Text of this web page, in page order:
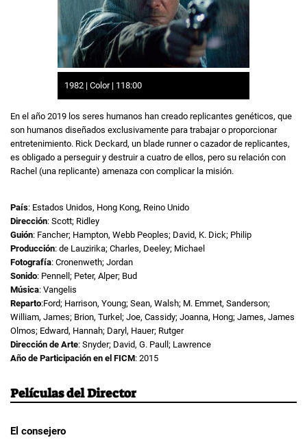
1982 | Color | 118:00
En el año 2019 los seres humanos han creado replicantes genéticos, que
son humanos diseñados exclusivamente para trabajar o proporcionar
entretenimiento. Rick Deckard, un blade runner o cazador de replicantes,
es obligado a perseguir y destruir a cuatro de ellos, pero su relación con
Rachel (una replicante) amenaza con complicar la misión.
País: Estados Unidos, Hong Kong, Reino Unido
Dirección: Scott; Ridley
Guión: Fancher; Hampton, Webb Peoples; David, K. Dick; Philip
Producción: de Lauzirika; Charles, Deeley; Michael
Fotografía: Cronenweth; Jordan
Sonido: Pennell; Peter, Alper; Bud
Música: Vangelis
Reparto:Ford; Harrison, Young; Sean, Walsh; M. Emmet, Sanderson;
William, James; Brion, Turkel; Joe, Cassidy; Joanna, Hong; James, James
Olmos; Edward, Hannah; Daryl, Hauer; Rutger
Dirección de Arte: Snyder; David, G. Paull; Lawrence
Año de Participación en el FICM: 2015
Películas del Director
El consejero